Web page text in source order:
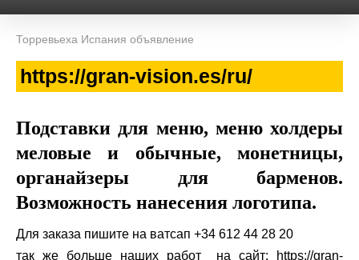
Торревьеха Испания объявление
https://gran-vision.es/ru/
Подставки для меню, меню холдеры
меловые и обычные, монетницы,
органайзеры для барменов.
Возможность нанесения логотипа.
Для заказа пишите на ватсап +34 612 44 28 20
так же больше наших работ на сайт: https://gran-